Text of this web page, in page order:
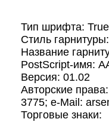
Тип шрифта:
Стиль
Название
PostScript-имя:
Версия: 01.02
Авторские
3775; e-Mail:
Торговые знаки: